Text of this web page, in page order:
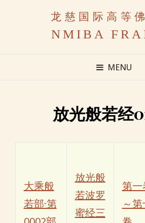
龙慈国际高等
NMIBA
MENU
放光般若经
大乘般
若部·第
放光般
若波罗
蜜经三
第一
～